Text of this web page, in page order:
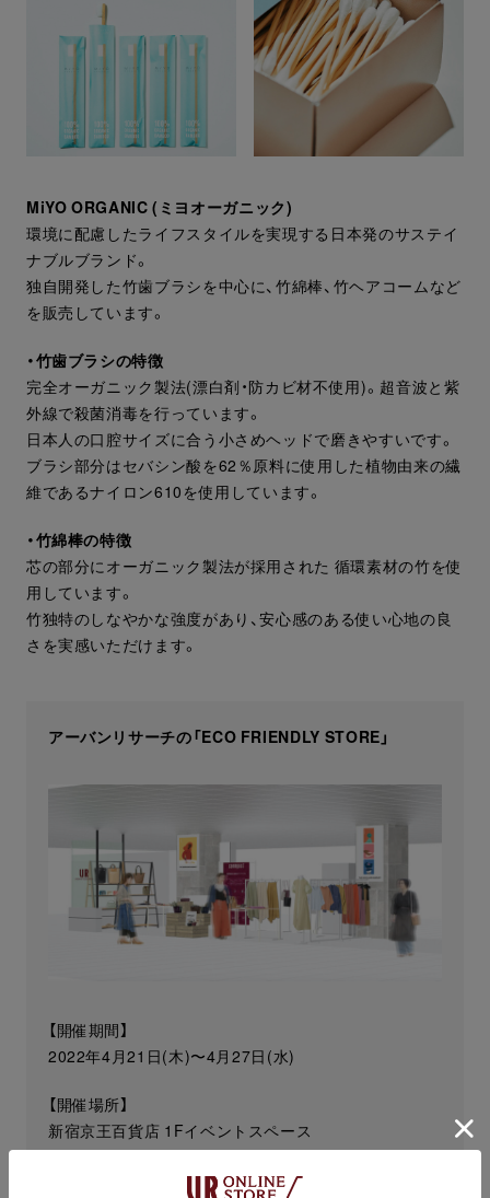
MiYO ORGANIC (ミヨオーガニック)
環境に配慮したライフスタイルを実現する日本発のサステイ
ナブルブランド。
独自開発した竹歯ブラシを中心に、竹綿棒、竹ヘアコームなど
を販売しています。
・竹歯ブラシの特徴
完全オーガニック製法(漂白剤・防カビ材不使用)。超音波と紫
外線で殺菌消毒を行っています。
日本人の口腔サイズに合う小さめヘッドで磨きやすいです。
ブラシ部分はセバシン酸を62％原料に使用した植物由来の繊
維であるナイロン610を使用しています。
・竹綿棒の特徴
芯の部分にオーガニック製法が採用された 循環素材の竹を使
用しています。
竹独特のしなやかな強度があり、安心感のある使い心地の良
さを実感いただけます。
アーバンリサーチの「ECO FRIENDLY STORE」
【開催期間】
2022年4月21日(木)〜4月27日(水)
【開催場所】
新宿京王百貨店 1Fイベントスペース
営業時間：午前10時～午後8時30分 ※日/祝は午後8時閉